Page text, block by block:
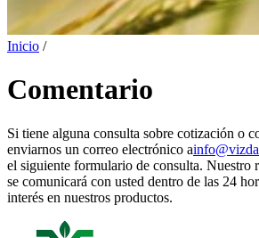
Inicio /
Comentario
Si tiene alguna consulta sobre cotización o
enviarnos un correo electrónico a
el siguiente formulario de consulta. Nuestro
se comunicará con usted dentro de las 24
interés en nuestros productos.